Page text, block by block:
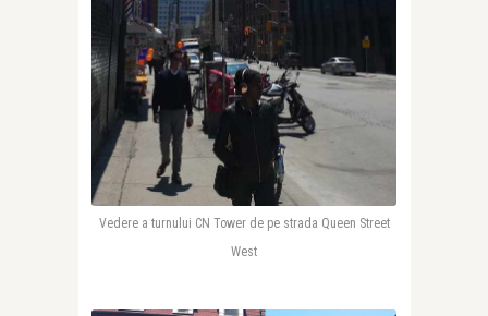
Vedere a turnului CN Tower de pe strada Queen Street
West